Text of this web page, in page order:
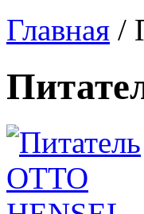
Главная /